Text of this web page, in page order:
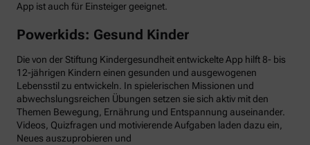
App ist auch für Einsteiger geeignet.
Powerkids: Gesund Kinder
Die von der Stiftung Kindergesundheit entwickelte App hilft 8- bis
12-jährigen Kindern einen gesunden und ausgewogenen
Lebensstil zu entwickeln. In spielerischen Missionen und
abwechslungsreichen Übungen setzen sie sich aktiv mit den
Themen Bewegung, Ernährung und Entspannung auseinander.
Videos, Quizfragen und motivierende Aufgaben laden dazu ein,
Neues auszuprobieren und